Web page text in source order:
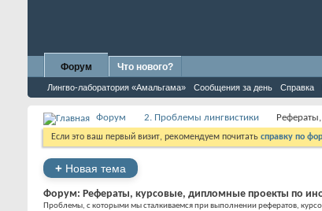
Форум
Лингво-лаборатория «Амальгама» Сообщения за день Справка
Что нового?
Форум 2. Проблемы лингвистики
Если это ваш первый визит, рекомендуем почитать справку по
+ Новая тема
Форум: Рефераты, курсовые, дипломные проекты по
Проблемы, с которыми мы сталкиваемся при выполнении рефератов,